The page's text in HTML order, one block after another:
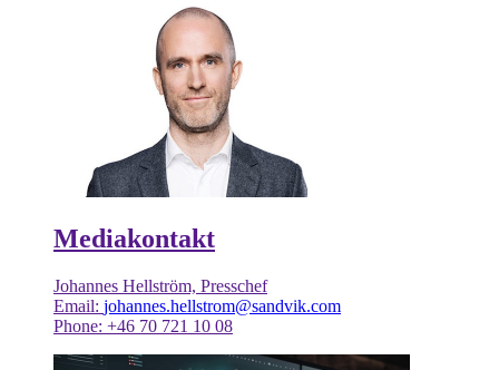
Mediakontakt
Johannes Hellström, Presschef
Email: johannes.hellstrom@sandvik.com
Phone: +46 70 721 10 08